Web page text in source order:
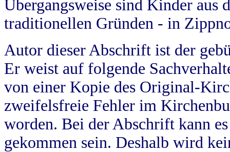
Übergangsweise sind Kinder aus
traditionellen Gründen - in
Autor dieser Abschrift ist der
Er weist auf folgende
von einer Kopie des Original-
zweifelsfreie Fehler im
worden. Bei der Abschrift kann
gekommen sein. Deshalb wird